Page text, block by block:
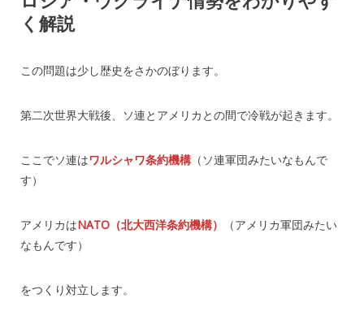
く解説
この問題は少し歴史をさかのぼります。
第二次世界大戦後、ソ連とアメリカとの間で冷戦が起きます。
ここでソ連はワルシャワ条約機構 （ソ連軍団みたいなもんで
す）
アメリカはNATO（北大西洋条約機構）
（アメリカ軍団みたい
なもんです）
をつくり対立します。